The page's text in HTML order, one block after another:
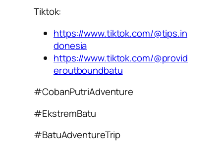
Tiktok:
https://www.tiktok.com/@tips.in
donesia
https://www.tiktok.com/@provid
eroutboundbatu
#CobanPutriAdventure
#EkstremBatu
#BatuAdventureTrip